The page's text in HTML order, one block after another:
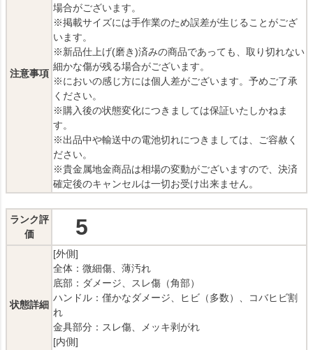
注意事項
場合がございます。
※掲載サイズには手作業のため誤差が生じることがござ
います。
※新品仕上げ(磨き)済みの商品であっても、取り切れない
細かな傷が残る場合がございます。
※においの感じ方には個人差がございます。予めご了承
ください。
※購入後の状態変化につきましては保証いたしかねま
す。
※出品中や輸送中の電池切れにつきましては、ご容赦く
ださい。
※貴金属地金商品は相場の変動がございますので、決済
確定後のキャンセルは一切お受け出来ません。
ランク評
価
5
状態詳細
[外側]
全体：微細傷、薄汚れ
底部：ダメージ、スレ傷（角部）
ハンドル：僅かなダメージ、ヒビ（多数）、コバヒビ割
れ
金具部分：スレ傷、メッキ剥がれ
[内側]